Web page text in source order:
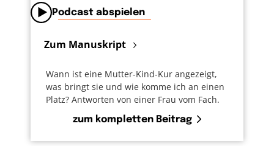
Podcast abspielen
Zum Manuskript
Wann ist eine Mutter-Kind-Kur angezeigt,
was bringt sie und wie komme ich an einen
Platz? Antworten von einer Frau vom Fach.
zum kompletten Beitrag